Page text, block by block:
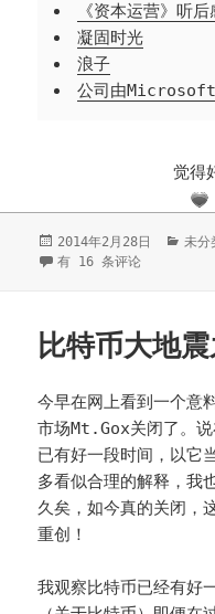
《资本运营》听
凝固时光
浪子
公司由
觉得
发
布
2014年2月28日
分
未分
技术与制度、蚂蚁与比特
有 16 条评论
比特币大地
今早在网上看到一个意
市场Mt.Gox关闭了。
已有好一段时间，以它
多看似合理的解释，我
久矣，如今真的关闭，
重创！
我观察比特币已经有好